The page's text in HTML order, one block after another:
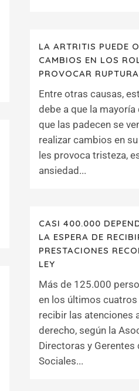
LA ARTRITIS PUEDE
CAMBIOS EN LOS
PROVOCAR
Entre otras causas,
debe a que la
que las padecen se
realizar cambios en
les provoca tristeza,
ansiedad...
CASI 400.000
LA ESPERA DE
PRESTACIONES
LEY
Más de 125.000
en los últimos
recibir las atenciones
derecho, según la
Directoras y Gerentes
Sociales...